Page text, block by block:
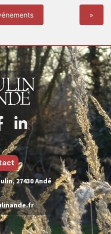
»
27430 Andé